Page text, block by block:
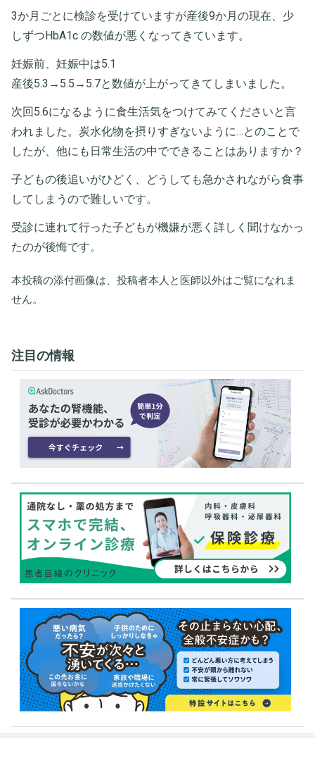
3か月ごとに検診を受けていますが産後9か月の現在、少
しずつHbA1c の数値が悪くなってきています。
妊娠前、妊娠中は5.1
産後5.3→5.5→5.7と数値が上がってきてしまいました。
次回5.6になるように食生活気をつけてみてくださいと言
われました。炭水化物を摂りすぎないように…とのことで
したが、他にも日常生活の中でできることはありますか？
子どもの後追いがひどく、どうしても急かされながら食事
してしまうので難しいです。
受診に連れて行った子どもが機嫌が悪く詳しく聞けなかっ
たのが後悔です。
本投稿の添付画像は、投稿者本人と医師以外はご覧になれま
せん。
注目の情報